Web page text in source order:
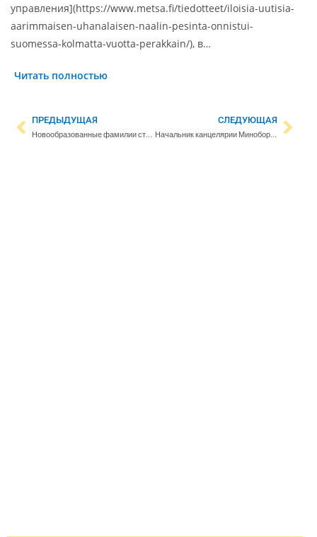
управления](https://www.metsa.fi/tiedotteet/iloisia-uutisia-
aarimmaisen-uhanalaisen-naalin-pesinta-onnistui-
suomessa-kolmatta-vuotta-perakkain/), в…
Читать полностью
ПРЕДЫДУЩАЯ
Новообразованные фамилии становятся все популярнее
СЛЕДУЮЩАЯ
Начальник канцелярии Минобороны: Финляндии нужно больше профессиональных военных